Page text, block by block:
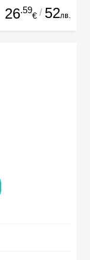
26.59
€ / 52лв.